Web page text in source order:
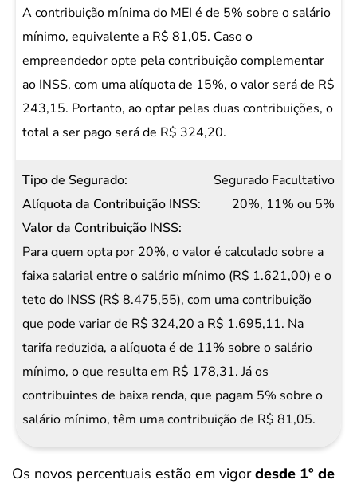
A contribuição mínima do MEI é de 5% sobre o salário
mínimo, equivalente a R$ 81,05. Caso o
empreendedor opte pela contribuição complementar
ao INSS, com uma alíquota de 15%, o valor será de R$
243,15. Portanto, ao optar pelas duas contribuições, o
total a ser pago será de R$ 324,20.
Segurado Facultativo
20%, 11% ou 5%
Para quem opta por 20%, o valor é calculado sobre a
faixa salarial entre o salário mínimo (R$ 1.621,00) e o
teto do INSS (R$ 8.475,55), com uma contribuição
que pode variar de R$ 324,20 a R$ 1.695,11. Na
tarifa reduzida, a alíquota é de 11% sobre o salário
mínimo, o que resulta em R$ 178,31. Já os
contribuintes de baixa renda, que pagam 5% sobre o
salário mínimo, têm uma contribuição de R$ 81,05.
Os novos percentuais estão em vigordesde 1º de